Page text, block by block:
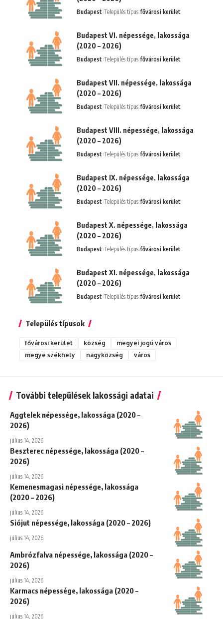
Budapest Település típus:fővárosi kerület
Budapest VI. népessége, lakossága
(2020 – 2026)
Budapest Település típus:fővárosi kerület
Budapest VII. népessége, lakossága
(2020 – 2026)
Budapest Település típus:fővárosi kerület
Budapest VIII. népessége, lakossága
(2020 – 2026)
Budapest Település típus:fővárosi kerület
Budapest IX. népessége, lakossága
(2020 – 2026)
Budapest Település típus:fővárosi kerület
Budapest X. népessége, lakossága
(2020 – 2026)
Budapest Település típus:fővárosi kerület
Budapest XI. népessége, lakossága
(2020 – 2026)
Budapest Település típus:fővárosi kerület
Település típusok
fővárosi kerület község
megyei jogú város
megye székhely
nagyközség város
További települések lakossági adatai
Aggtelek népessége, lakossága (2020 –
2026)
július 14, 2026
Beszterec népessége, lakossága (2020 –
2026)
július 14, 2026
Kemenesmagasi népessége, lakossága
(2020 – 2026)
július 14, 2026
Siójut népessége, lakossága (2020 – 2026)
július 14, 2026
Ambrózfalva népessége, lakossága (2020 –
2026)
július 14, 2026
Karmacs népessége, lakossága (2020 –
2026)
július 14, 2026